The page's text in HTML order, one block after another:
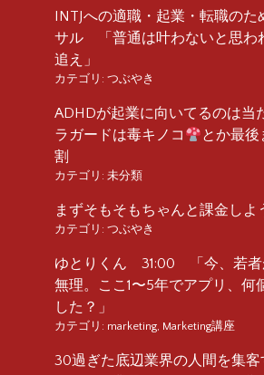
INTJへの適職・起業・転職のた
サル 「普通は叶わないと思わ
追え」
カテゴリ: つぶやき
ADHDが起業に向いてるのは当
ラガードは毒キノコ
とか最
割
カテゴリ: 未分類
まずそもそもちゃんと課金しよ
カテゴリ: つぶやき
ゆとりくん 31:00 「今、若者
無理。ここ1〜5年でアプリ、何
した？」
カテゴリ: marketing, Marketing講座
30過ぎた底辺業界の人間を集